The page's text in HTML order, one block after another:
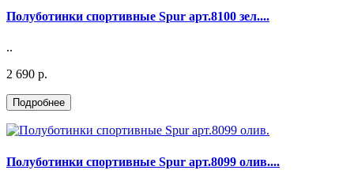
Полуботинки спортивные Spur арт.8100 зел....
..
2 690 р.
Полуботинки спортивные Spur арт.8099 олив....